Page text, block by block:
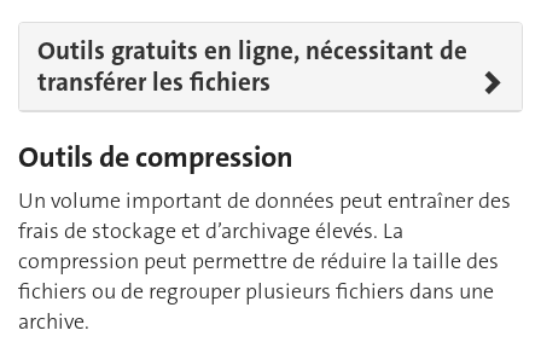
Outils gratuits en ligne, nécessitant de
transférer les fichiers
Outils de compression
Un volume important de données peut entraîner des
frais de stockage et d’archivage élevés. La
compression peut permettre de réduire la taille des
fichiers ou de regrouper plusieurs fichiers dans une
archive.